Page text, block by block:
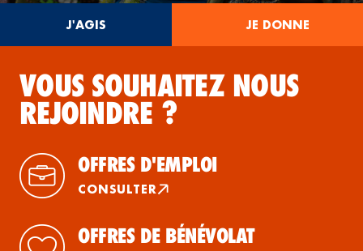
J'AGIS JE DONNE
VOUS SOUHAITEZ NOUS
REJOINDRE ?
OFFRES D'EMPLOI
CONSULTER
OFFRES DE BÉNÉVOLAT